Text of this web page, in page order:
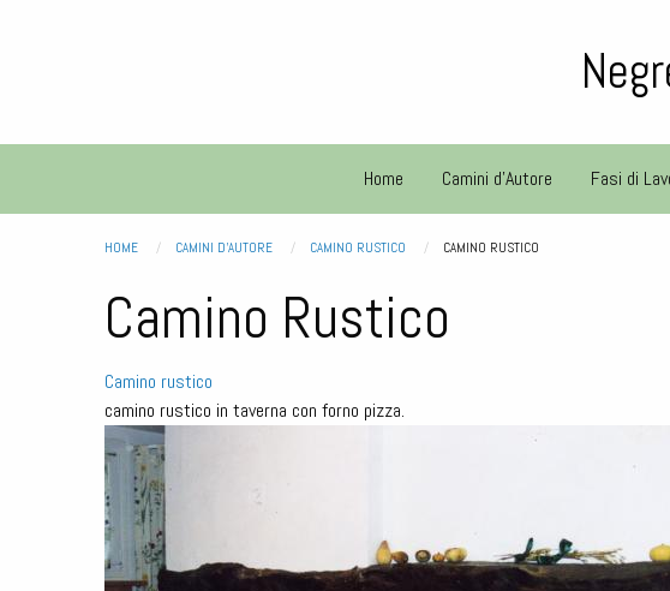
de
piere
navigation
Home Camini d'Autore Fasi di
Briciole di pane
HOME CAMINI D'AUTORE CAMINO RUSTICO CURRENT:
CAMINO RUSTICO
Camino Rustico
Camino rustico
camino rustico in taverna con forno pizza.